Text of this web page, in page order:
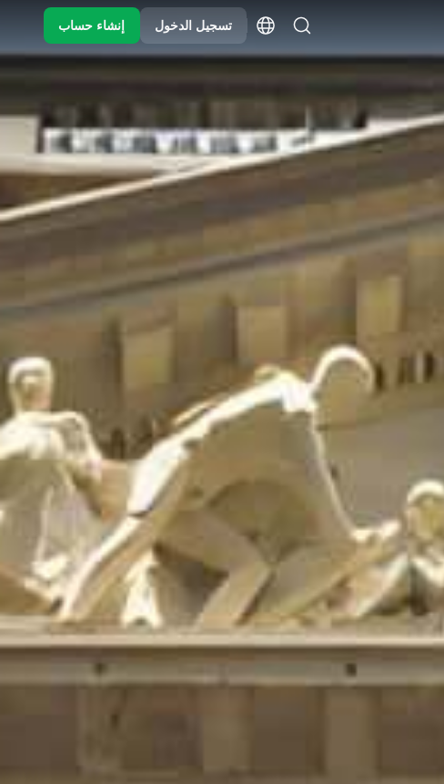
تسجيل الدخول إنشاء حساب